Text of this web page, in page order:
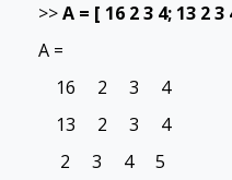
>>A = [ 16 2 3 4; 13 2 3
A =
16 2 3 4
13 2 3 4
2 3 4 5